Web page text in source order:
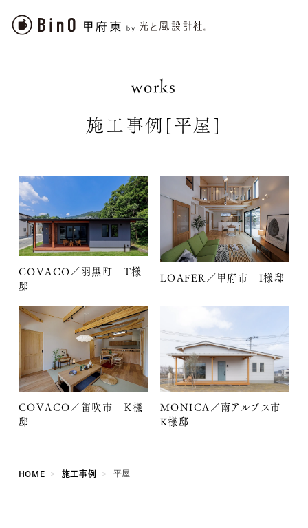
works
施工事例[平屋]
COVACO／羽黒町 T様
邸
LOAFER／甲府市 I様邸
COVACO／笛吹市 Ｋ様
邸
MONICA／南アルプス市
K様邸
HOME 施工事例 平屋